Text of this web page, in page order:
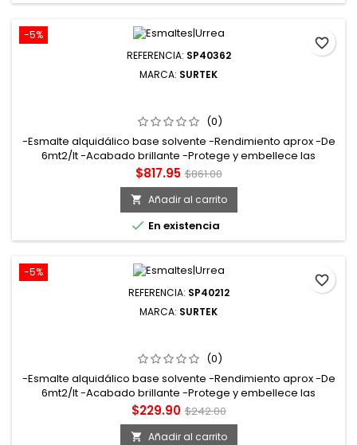
-5%
REFERENCIA: SP40362
MARCA: SURTEK
(0)
-Esmalte alquidálico base solvente -Rendimiento aprox -De
6mt2/lt -Acabado brillante -Protege y embellece las
superficies a pintar. Tiempo de secado tacto: 15min curado:
72hrs
Precio
$817.95 Precio
base
$861.00
 Añadir al carrito
 En existencia
favorite_border
-5%
REFERENCIA: SP40212
MARCA: SURTEK
(0)
-Esmalte alquidálico base solvente -Rendimiento aprox -De
6mt2/lt -Acabado brillante -Protege y embellece las
superficies a pintar. Tiempo de secado tacto: 15min curado:
72hrs
Precio
$229.90 Precio
base
$242.00
 Añadir al carrito
favorite_border